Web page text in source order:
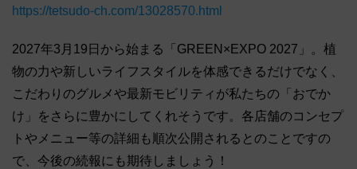
https://tetsudo-ch.com/13028570.html
2027年3月19日から始まる「GREEN×EXPO 2027」。植
物の力や新しいライフスタイルを体感できるだけでなく、
こだわりのグルメや最新モビリティが私たちの「おでか
け」をさらに豊かにしてくれそうです。各店舗のコンセプ
トやメニュー等の詳細も順次公開されるとのことですの
で、今後の続報にも期待しましょう！